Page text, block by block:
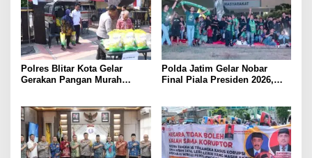
Polres Blitar Kota Gelar
Gerakan Pangan Murah
Polda Jatim Gelar Nobar
Final Piala Presiden 2026,
Mapolda